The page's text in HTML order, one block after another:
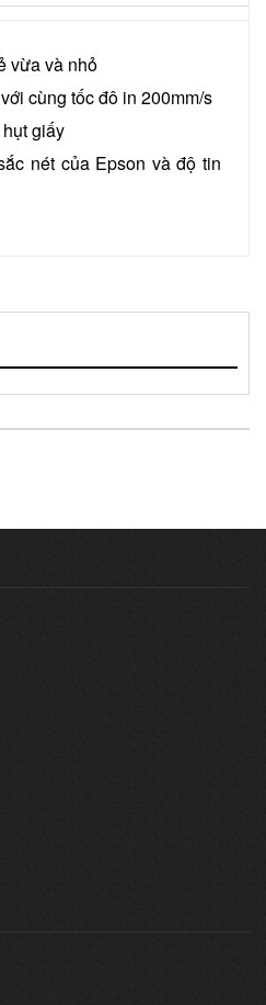
vừa và nhỏ
cùng tốc đô in 200mm/s
giấy
nét của Epson và độ tin